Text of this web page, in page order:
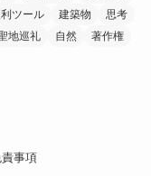
ツール 建築物
思考
地巡礼 自然
著作権
事項